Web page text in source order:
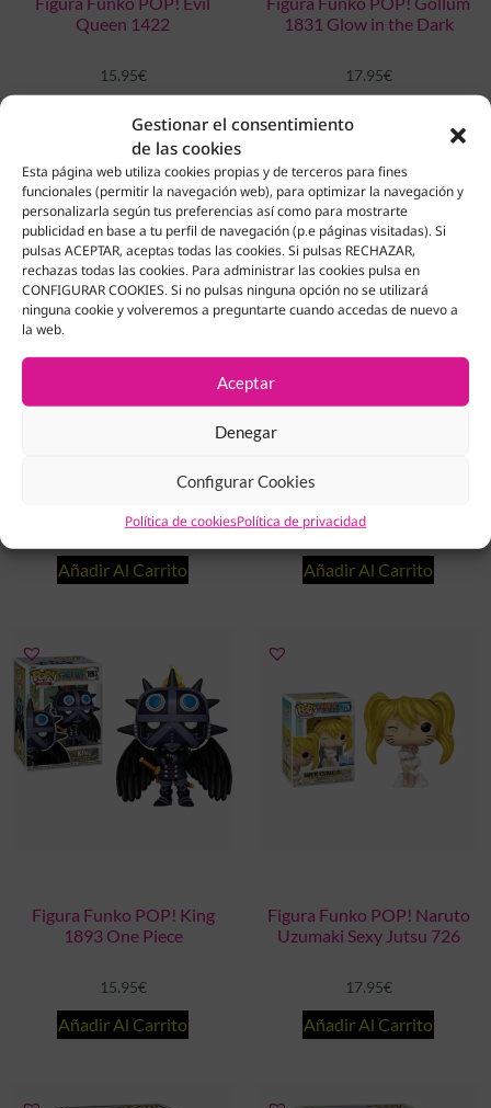
Gestionar el consentimiento
de las cookies
Esta página web utiliza cookies propias y de terceros para fines
funcionales (permitir la navegación web), para optimizar la navegación y
personalizarla según tus preferencias así como para mostrarte
publicidad en base a tu perfil de navegación (p.e páginas visitadas). Si
pulsas ACEPTAR, aceptas todas las cookies. Si pulsas RECHAZAR,
rechazas todas las cookies. Para administrar las cookies pulsa en
CONFIGURAR COOKIES. Si no pulsas ninguna opción no se utilizará
ninguna cookie y volveremos a preguntarte cuando accedas de nuevo a
la web.
Aceptar
Denegar
Configurar Cookies
Política de cookiesPolítica de privacidad
Queen 1422
15.95€
1831 Glow in the Dark
17.95€
15.95€
Añadir Al Carrito
MRK 5 1474 Marvel
14.99
Añadir Al Carrito
Figura Funko POP! King
1893 One Piece
15.95€
Añadir Al Carrito
Figura Funko POP! Naruto
Uzumaki Sexy Jutsu 726
17.95€
Añadir Al Carrito